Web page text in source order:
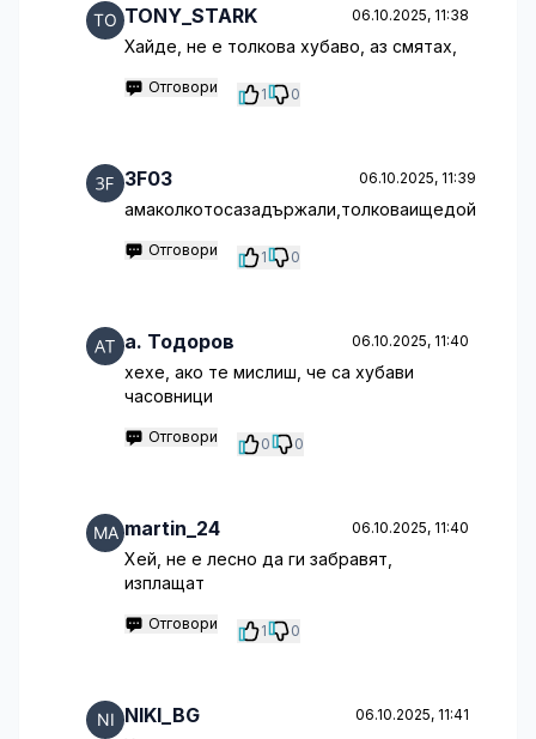
TONY_STARK 06.10.2025, 11:38
Хайде, не е толкова хубаво, аз смятах,
Отговори 1 0
3F03 06.10.2025, 11:39
амаколкотосазадържали,толковаищедой
Отговори 1 0
a. Тодоров 06.10.2025, 11:40
хехе, ако те мислиш, че са хубави
часовници
Отговори 0 0
martin_24 06.10.2025, 11:40
Хей, не е лесно да ги забравят,
изплащат
Отговори 1 0
NIKI_BG 06.10.2025, 11:41